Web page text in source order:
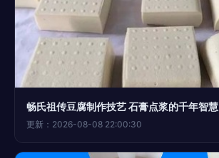
畅氏祖传豆腐制作技艺 石膏点浆的千年智慧
更新：2026-08-08 22:00:30